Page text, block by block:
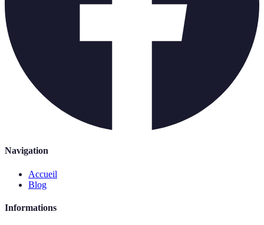
Navigation
Accueil
Blog
Informations